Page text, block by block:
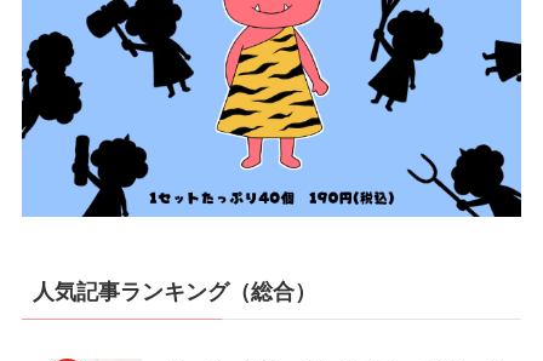
人気記事ランキング（総合）